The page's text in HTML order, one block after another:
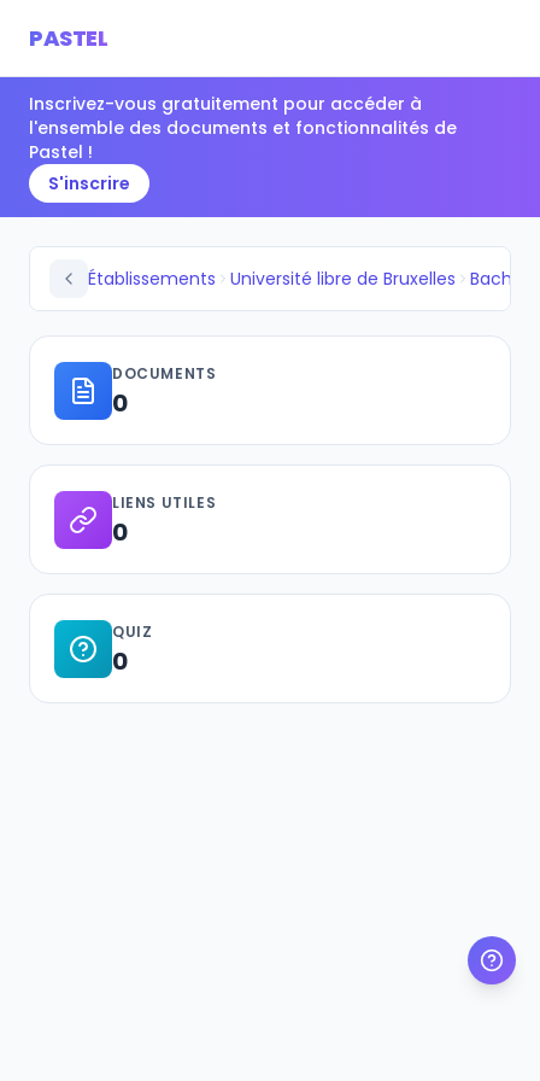
PASTEL
Inscrivez-vous gratuitement pour accéder à
l'ensemble des documents et fonctionnalités de
Pastel !
S'inscrire
Établissements Université libre de Bruxelles
DOCUMENTS
0
LIENS UTILES
0
QUIZ
0